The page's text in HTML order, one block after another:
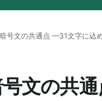
文の共